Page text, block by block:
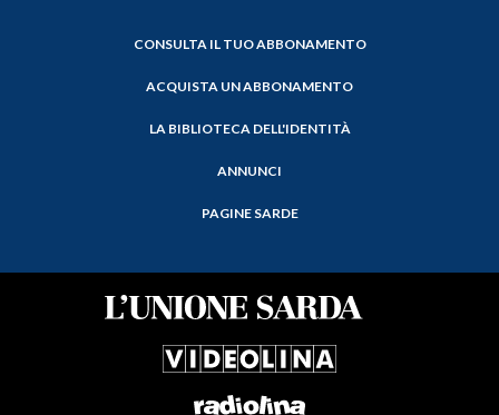
CONSULTA IL TUO ABBONAMENTO
ACQUISTA UN ABBONAMENTO
LA BIBLIOTECA DELL'IDENTITÀ
ANNUNCI
PAGINE SARDE